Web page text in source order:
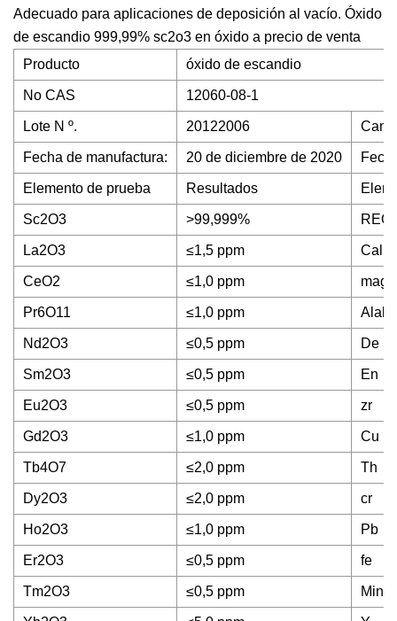
Adecuado para aplicaciones de deposición al vacío. Óxido
de escandio 999,99% sc2o3 en óxido a precio de venta
Producto
óxido de escandio
No CAS 12060-08-1
Lote N º. 20122006
Fecha de manufactura: 20 de diciembre de 2020
Elemento de prueba Resultados
Sc2O3 >99,999% REO
La2O3 ≤1,5 ppm
CeO2 ≤1,0 ppm
Pr6O11 ≤1,0 ppm
Nd2O3 ≤0,5 ppm De
Sm2O3 ≤0,5 ppm En
Eu2O3 ≤0,5 ppm zr
Gd2O3 ≤1,0 ppm Cu
Tb4O7 ≤2,0 ppm Th
Dy2O3 ≤2,0 ppm cr
Ho2O3 ≤1,0 ppm Pb
Er2O3 ≤0,5 ppm fe
Tm2O3 ≤0,5 ppm